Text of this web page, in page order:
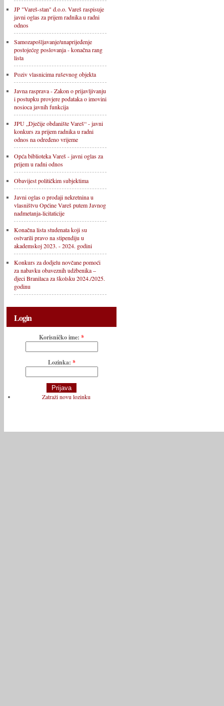
JP "Vareš-stan" d.o.o. Vareš raspisuje
javni oglas za prijem radnika u radni
odnos
Samozapošljavanje/unaprijeđenje
postojećeg poslovanja - konačna rang
lista
Poziv vlasnicima ruševnog objekta
Javna rasprava - Zakon o prijavljivanju
i postupku provjere podataka o imovini
nosioca javnih funkcija
JPU „Dječije obdanište Vareš“ - javni
konkurs za prijem radnika u radni
odnos na određeno vrijeme
Opća biblioteka Vareš - javni oglas za
prijem u radni odnos
Obavijest političkim subjektima
Javni oglas o prodaji nekretnina u
vlasništvu Općine Vareš putem Javnog
nadmetanja-licitaticije
Konačna lista studenata koji su
ostvarili pravo na stipendiju u
akademskoj 2023. - 2024. godini
Konkurs za dodjelu novčane pomoći
za nabavku obaveznih udžbenika –
djeci Branilaca za školsku 2024./2025.
godinu
Login
Korisničko ime: *
Lozinka: *
Zatraži novu lozinku